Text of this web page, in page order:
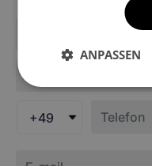
+49
ANPASSEN